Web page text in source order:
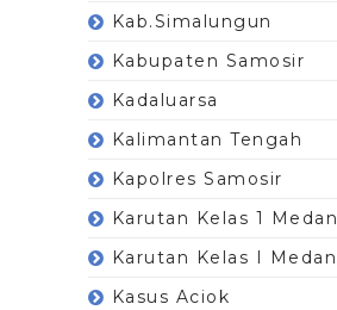
Kab.Simalungun
Kabupaten Samosir
Kadaluarsa
Kalimantan Tengah
Kapolres Samosir
Karutan Kelas 1 Medan
Karutan Kelas I Medan
Kasus Aciok